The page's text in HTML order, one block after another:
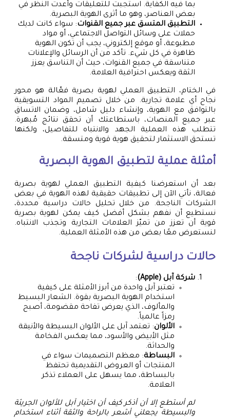
بما فيه الكفاية. استجبت للتعليقات وأعدت النظر في
بعض العناصر، وهو ما أثرى الهوية البصرية.
التطبيق المتسق عبر جميع القنوات: سواء كانت لديك
حملات على وسائل التواصل الاجتماعي، أو مواد
مطبوعة، أو موقع إلكتروني، يجب أن تكون الهوية
ظاهرة في كل شيء. تأكد من أن الرسائل والإعلانات
متناسقة في جميع القنوات، حيث أن التناسق يعزز
الثقة ويعكس احترافية العلامة.
في الختام، التطبيق العملي لهوية بصرية فعّالة هو محور
نجاح أي علامة تجارية. من خلال تصميم المواد التسويقية
بالتوافق مع الهوية، وإنشاء دليل شامل، وضمان الاتساق
عبر جميع المنصات، باستطاعتك أن تحقق نتائج مُبهرة.
تتطلب هذه العملية الجهد والانتباه للتفاصيل، ولكنها
تستحق الاستثمار لتحقيق هوية قوية ومتسقة.
أمثلة عملية لتطبيق الهوية البصرية
بعد أن استعرضنا كيفية التطبيق العملي لهوية بصرية
فعالة، نأتي الآن إلى تطبيقات حقيقية لهذه الهوية في بعض
الشركات الناجحة. من خلال تحليل حالات دراسية محددة،
نستطيع أن نفهم بشكل أفضل كيف يمكن لهوية بصرية
قوية أن تعزز من تميّز العلامات التجارية وتجذب الانتباه.
لنستعرض معًا بعض من هذه الأمثلة العملية.
حالات دراسية لشركات ناجحة
شركة آبل (Apple)
:
تعتبر آبل واحدة من أبرز الأمثلة على كيفية
استخدام الهوية البصرية بقوة. الشعار البسيط
والمألوف، الذي يعرض تفاحة مقضومة، أصبح
رمزاً عالمياً.
الألوان: تعتمد آبل على الألوان البسيطة والأنيقة
مثل الأبيض والأسود، مما يعكس الفخامة
والحداثة.
البساطة: معظم التصميمات سواء في
المنتجات أو العروض التقديمية تحتفظ
بالبساطة، مما يسهل على العملاء تذكر
العلامة.
لم أستطع إلا أن أذكر كيف أن اختيار آبل للألوان الجريئة
والبسيطة يجعلني أشعر بالراحة والثقة أثناء استخدام